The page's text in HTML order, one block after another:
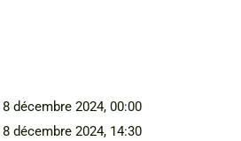
décembre 2024, 00:00
décembre 2024, 14:30